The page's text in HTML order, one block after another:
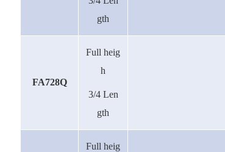
gth
FA728Q
Full heig
h
3/4 Len
gth
Full heig